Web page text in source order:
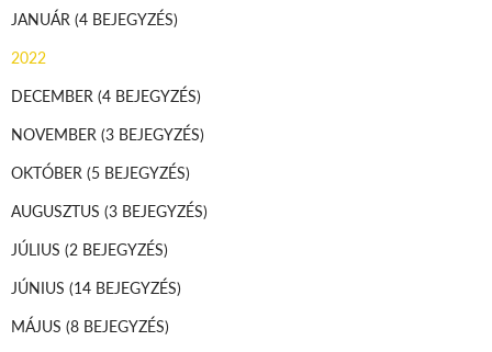
JANUÁR (4 BEJEGYZÉS)
2022
DECEMBER (4 BEJEGYZÉS)
NOVEMBER (3 BEJEGYZÉS)
OKTÓBER (5 BEJEGYZÉS)
AUGUSZTUS (3 BEJEGYZÉS)
JÚLIUS (2 BEJEGYZÉS)
JÚNIUS (14 BEJEGYZÉS)
MÁJUS (8 BEJEGYZÉS)